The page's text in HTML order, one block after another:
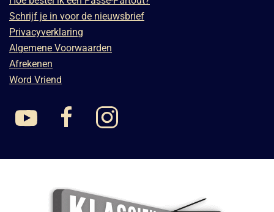
Schrijf je in voor de nieuwsbrief
Privacyverklaring
Algemene Voorwaarden
Afrekenen
Word Vriend